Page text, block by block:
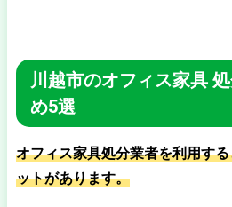
川越市のオフィス家具
め5選
オフィス家具処分業者を利用す
ットがあります。